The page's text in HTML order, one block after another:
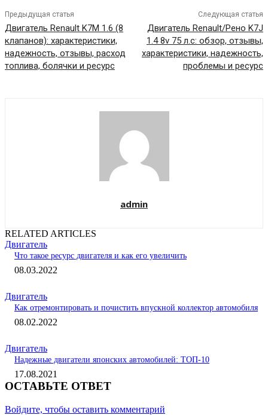
Предыдущая статья
Двигатель Renault K7M 1.6 (8
клапанов): характеристики,
надежность, отзывы, расход
топлива, болячки и ресурс
Следующая статья
Двигатель Renault/Рено K7J
1.4 8v 75 л.с: обзор, отзывы,
характеристики, надежность,
проблемы и ресурс
admin
RELATED ARTICLES
Двигатель
Что такое ресурс двигателя и как его увеличить
08.03.2022
Двигатель
Как отремонтировать и почистить впускной коллектор автомобиля
08.02.2022
Двигатель
Надежные двигатели японских автомобилей: ТОП-10
17.08.2021
ОСТАВЬТЕ ОТВЕТ
Войдите, чтобы оставить комментарий